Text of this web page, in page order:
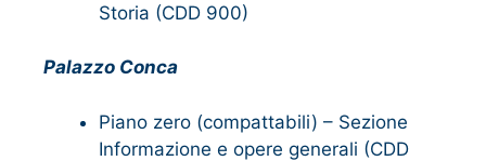
Storia (CDD 900)
Palazzo Conca
Piano zero (compattabili) – Sezione
Informazione e opere generali (CDD